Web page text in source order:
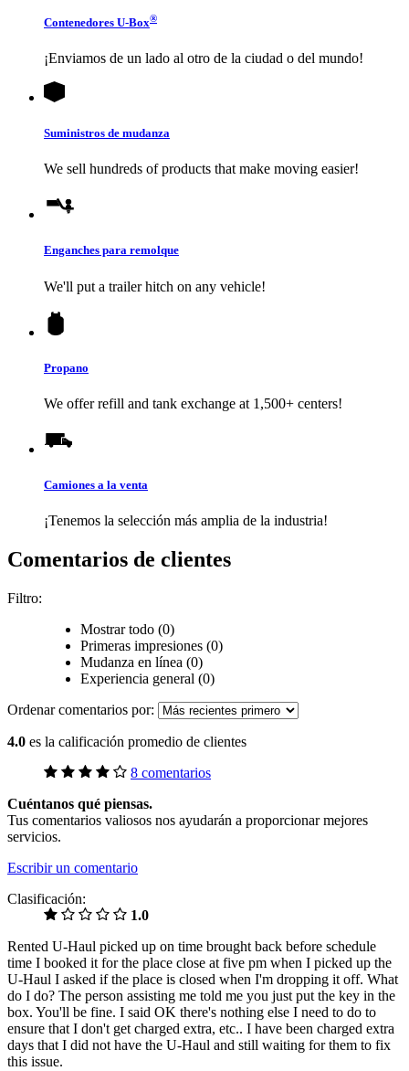
Contenedores U-Box®
¡Enviamos de un lado al otro de la ciudad o del mundo!
Suministros de mudanza
We sell hundreds of products that make moving easier!
Enganches para remolque
We'll put a trailer hitch on any vehicle!
Propano
We offer refill and tank exchange at 1,500+ centers!
Camiones a la venta
¡Tenemos la selección más amplia de la industria!
Comentarios de clientes
Filtro:
Mostrar todo (0)
Primeras impresiones (0)
Mudanza en línea (0)
Experiencia general (0)
Ordenar comentarios por:
4.0 es la calificación promedio de clientes
8 comentarios
Cuéntanos qué piensas.
Tus comentarios valiosos nos ayudarán a proporcionar mejores
servicios.
Escribir un comentario
Clasificación:
1.0
Rented U-Haul picked up on time brought back before schedule
time I booked it for the place close at five pm when I picked up the
U-Haul I asked if the place is closed when I'm dropping it off. What
do I do? The person assisting me told me you just put the key in the
box. You'll be fine. I said OK there's nothing else I need to do to
ensure that I don't get charged extra, etc.. I have been charged extra
days that I did not have the U-Haul and still waiting for them to fix
this issue.